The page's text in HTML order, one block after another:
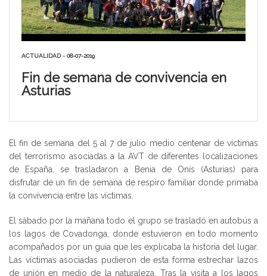
ACTUALIDAD - 08-07-2019
Fin de semana de convivencia en
Asturias
El fin de semana del 5 al 7 de julio medio centenar de víctimas
del terrorismo asociadas a la AVT de diferentes localizaciones
de España, se trasladaron a Benia de Onís (Asturias) para
disfrutar de un fin de semana de respiro familiar donde primaba
la convivencia entre las víctimas.
El sábado por la mañana todo el grupo se trasladó en autobús a
los lagos de Covadonga, donde estuvieron en todo momento
acompañados por un guía que les explicaba la historia del lugar.
Las víctimas asociadas pudieron de esta forma estrechar lazos
de unión en medio de la naturaleza. Tras la visita a los lagos